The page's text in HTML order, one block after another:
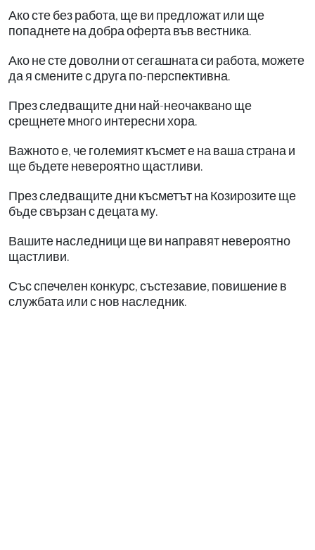
Ако сте без работа, ще ви предложат или ще
попаднете на добра оферта във вестника.
Ако не сте доволни от сегашната си работа, можете
да я смените с друга по-перспективна.
През следващите дни най-неочаквано ще
срещнете много интересни хора.
Важното е, че големият късмет е на ваша страна и
ще бъдете невероятно щастливи.
През следващите дни късметът на Козирозите ще
бъде свързан с децата му.
Вашите наследници ще ви направят невероятно
щастливи.
Със спечелен конкурс, състезавие, повишение в
службата или с нов наследник.